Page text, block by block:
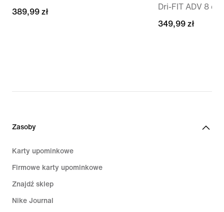
389,99 zł
389,99 zł
Dri-FIT ADV 8 cm
349,99 zł
349,99 zł
Zasoby
Karty upominkowe
Firmowe karty upominkowe
Znajdź sklep
Nike Journal